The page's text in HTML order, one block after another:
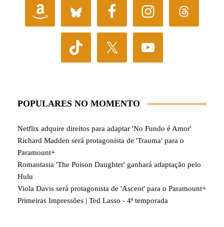
POPULARES NO MOMENTO
Netflix adquire direitos para adaptar 'No Fundo é Amor'
Richard Madden será protagonista de 'Trauma' para o
Paramount+
Romantasia 'The Poison Daughter' ganhará adaptação pelo
Hulu
Viola Davis será protagonista de 'Ascent' para o Paramount+
Primeiras Impressões | Ted Lasso - 4ª temporada